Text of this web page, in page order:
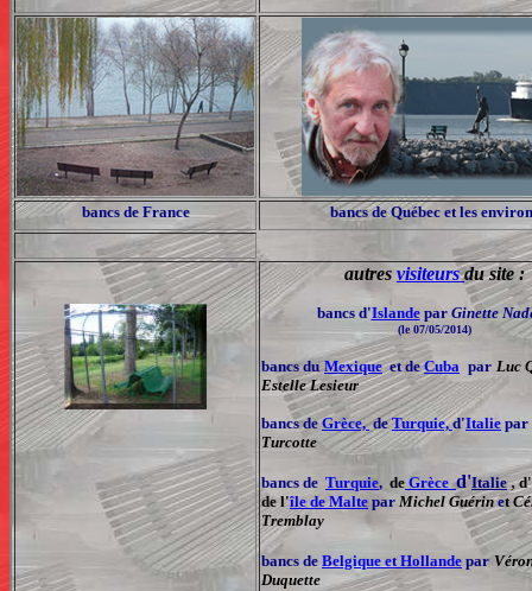
bancs de France bancs de Québec et les
autres visiteursdu site :
bancs d'Islandepar Ginette
(le 07/05/2014)
bancs du Mexique et deCuba par Luc
Estelle Lesieur
bancs deGrèce,deTurquie,d'Italie
Turcotte
bancs de Turquie, de Grèced'Italie ,d'
de l'île de Malte par Michel Guérinet
Tremblay
bancs de Belgique et Hollande par
Duquette